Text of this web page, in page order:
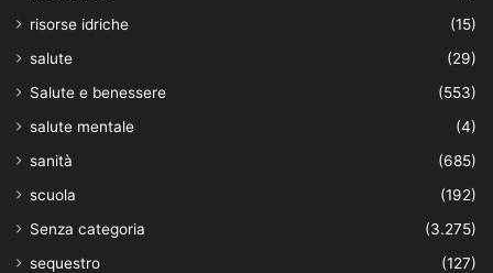
risorse idriche
(15)
salute
(29)
Salute e benessere
(553)
salute mentale
(4)
sanità
(685)
scuola
(192)
Senza categoria
(3.275)
sequestro
(127)